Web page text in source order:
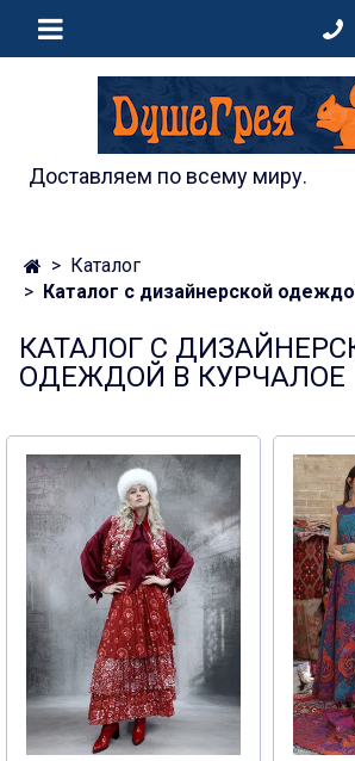
Доставляем по всему миру.
Каталог
Каталог с дизайнерской
КАТАЛОГ С
ОДЕЖДОЙ В КУРЧАЛОЕ